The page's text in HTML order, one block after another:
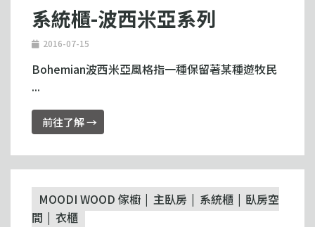
系統櫃-波西米亞系列
2016-07-15
Bohemian波西米亞風格指一種保留著某種遊牧民
...
前往了解 →
MOODI WOOD 傢櫥 主臥房 系統櫃
臥房空
間
衣櫃